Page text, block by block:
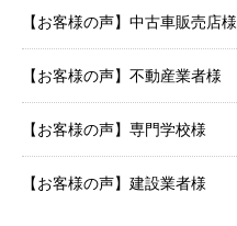
【お客様の声】中古車販売店様
【お客様の声】不動産業者様
【お客様の声】専門学校様
【お客様の声】建設業者様